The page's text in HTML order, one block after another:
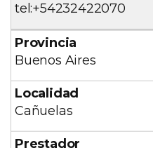
tel:+54232422070
Buenos Aires
Cañuelas